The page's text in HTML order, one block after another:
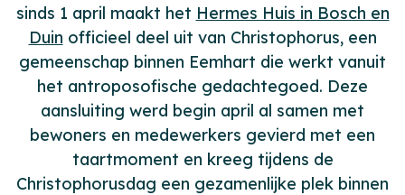
sinds 1 april maakt het Hermes Huis in Bosch en
Duin officieel deel uit van Christophorus, een
gemeenschap binnen Eemhart die werkt vanuit
het antroposofische gedachtegoed. Deze
aansluiting werd begin april al samen met
bewoners en medewerkers gevierd met een
taartmoment en kreeg tijdens de
Christophorusdag een gezamenlijke plek binnen